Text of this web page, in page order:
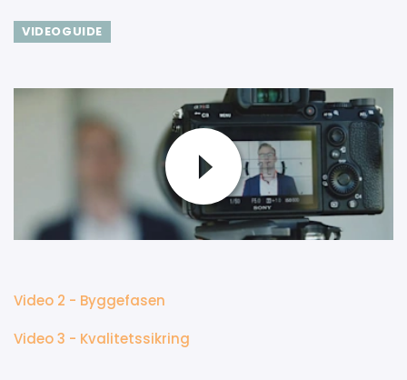
VIDEOGUIDE
Video 2 - Byggefasen
Video 3 - Kvalitetssikring